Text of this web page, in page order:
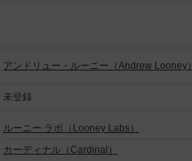
アンドリュー・ルーニー（Andrew Looney）
未登録
ルーニー ラボ（Looney Labs）
カーディナル（Cardinal）